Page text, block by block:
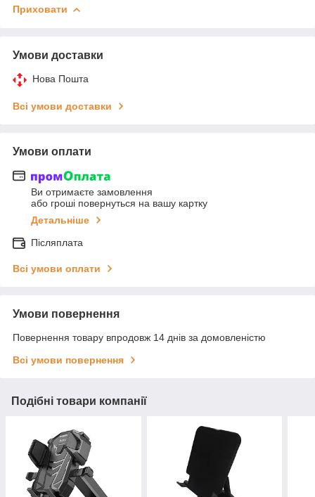
Приховати
Умови доставки
Нова Пошта
Всі умови доставки
Умови оплати
Ви отримаєте замовлення
або гроші повернуться на вашу картку
Детальніше
Післяплата
Всі умови оплати
Умови повернення
Повернення товару впродовж 14 днів за домовленістю
Всі умови повернення
Подібні товари компанії